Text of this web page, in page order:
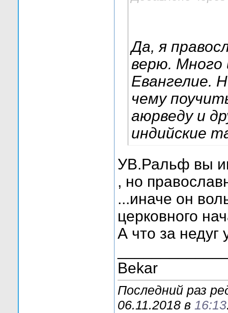
Да, я
верю. Много
Евангелие.
чему
аюрведу и
индийские
УВ.Ральф вы
, но
...иначе он
церковного
А что за недуг
Bekar
Последний раз
06.11.2018 в 16:13